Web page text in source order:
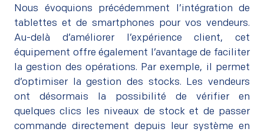
Nous évoquions précédemment l’intégration de
tablettes et de smartphones pour vos vendeurs.
Au-delà d’améliorer l’expérience client, cet
équipement offre également l’avantage de faciliter
la gestion des opérations. Par exemple, il permet
d’optimiser la gestion des stocks. Les vendeurs
ont désormais la possibilité de vérifier en
quelques clics les niveaux de stock et de passer
commande directement depuis leur système en